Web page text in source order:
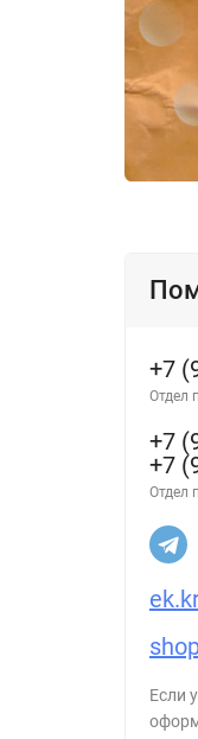
+7
Отдел
+7
+7
Отдел
Если